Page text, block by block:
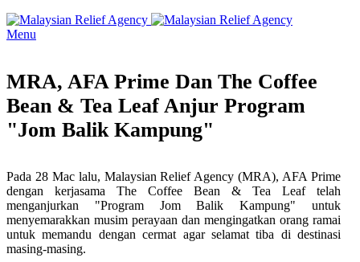
Menu
MRA, AFA Prime Dan The Coffee
Bean & Tea Leaf Anjur Program
"Jom Balik Kampung"
Pada 28 Mac lalu, Malaysian Relief Agency (MRA), AFA Prime
dengan kerjasama The Coffee Bean & Tea Leaf telah
menganjurkan "Program Jom Balik Kampung" untuk
menyemarakkan musim perayaan dan mengingatkan orang ramai
untuk memandu dengan cermat agar selamat tiba di destinasi
masing-masing.